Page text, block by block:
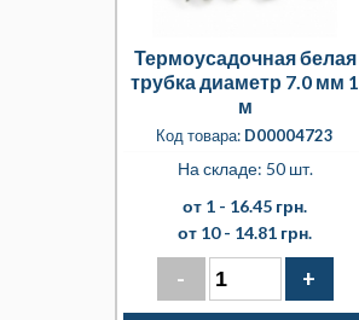
Термоусадочная белая
трубка диаметр 7.0 мм 1
м
Код товара: D00004723
На складе: 50 шт.
от 1 - 16.45 грн.
от 10 - 14.81 грн.
- +